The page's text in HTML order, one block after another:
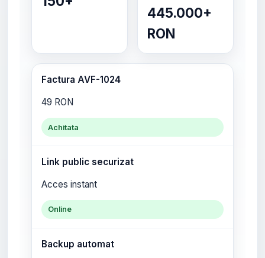
445.000+
RON
Factura AVF-1024
49 RON
Achitata
Link public securizat
Acces instant
Online
Backup automat